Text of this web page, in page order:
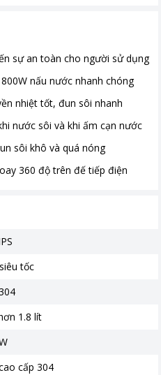
sự an toàn cho người sử dụng
nấu nước nhanh chóng
nhiệt tốt, đun sôi nhanh
nước sôi và khi ấm cạn nước
sôi khô và quá nóng
360 độ trên đế tiếp điện
tốc
1.8 lít
cấp 304